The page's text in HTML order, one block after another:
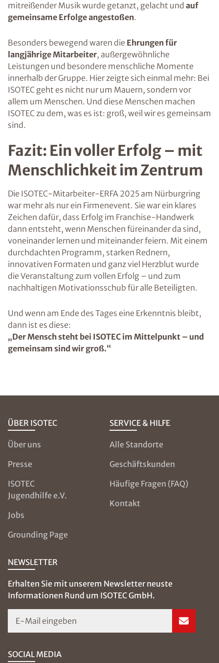
mitreißender Musik wurde getanzt, gelacht und auf
gemeinsame Erfolge angestoßen.
Besonders bewegend waren die Ehrungen für
langjährige Mitarbeiter, außergewöhnliche
Leistungen und besondere menschliche Momente
innerhalb der Gruppe. Hier zeigte sich einmal mehr: Bei
ISOTEC geht es nicht nur um Mauern, sondern vor
allem um Menschen. Und diese Menschen machen
ISOTEC zu dem, was es ist: groß, weil wir es gemeinsam
sind.
Fazit: Ein voller Erfolg – mit
Menschlichkeit im Zentrum
Die ISOTEC-Mitarbeiter-ERFA 2025 am Nürburgring
war mehr als nur ein Firmenevent. Sie war ein klares
Zeichen dafür, dass Erfolg im Franchise-Handwerk
dann entsteht, wenn Menschen füreinander da sind,
voneinander lernen und miteinander feiern. Mit einem
durchdachten Programm, starken Rednern,
innovativen Formaten und ganz viel Herzblut wurde
die Veranstaltung zum vollen Erfolg – und zum
nachhaltigen Motivationsschub für alle Beteiligten.
Und wenn am Ende des Tages eine Erkenntnis bleibt,
dann ist es diese:
„Der Mensch steht bei ISOTEC im Mittelpunkt – und
gemeinsam sind wir groß.“
ÜBER ISOTEC
Über uns
Presse
ISOTEC
Jugendhilfe e.V.
Jobs
Grounding Page
SERVICE & HILFE
Alle Standorte
Geschäftskunden
Häufige Fragen (FAQ)
Kontakt
NEWSLETTER
Erhalten Sie mit unserem Newsletter neuste
Informationen Rund um ISOTEC GmbH.
E-Mail eingeben
SOCIAL MEDIA